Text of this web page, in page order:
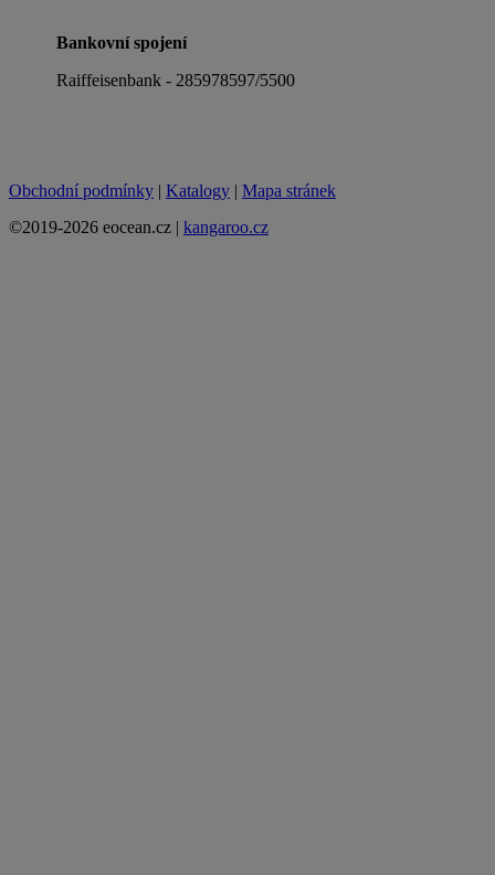
Bankovní spojení
Raiffeisenbank - 285978597/5500
Obchodní podmínky | Katalogy | Mapa stránek
©2019-2026 eocean.cz | kangaroo.cz